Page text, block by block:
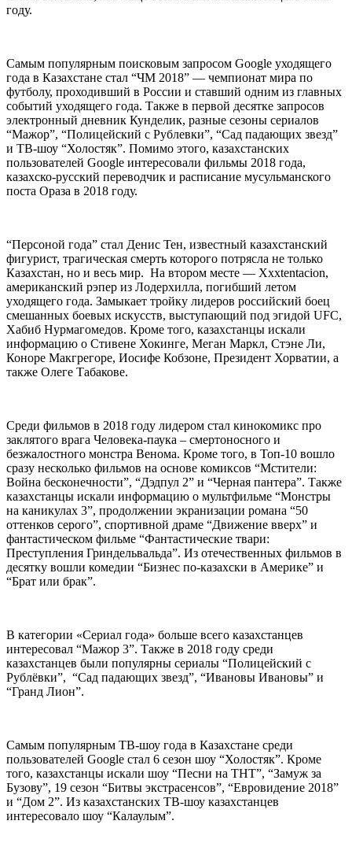
году.
Самым популярным поисковым запросом Google уходящего
года в Казахстане стал “ЧМ 2018” — чемпионат мира по
футболу, проходивший в России и ставший одним из главных
событий уходящего года. Также в первой десятке запросов
электронный дневник Кунделик, разные сезоны сериалов
“Мажор”, “Полицейский с Рублевки”, “Сад падающих звезд”
и ТВ-шоу “Холостяк”. Помимо этого, казахстанских
пользователей Google интересовали фильмы 2018 года,
казахско-русский переводчик и расписание мусульманского
поста Ораза в 2018 году.
“Персоной года” стал Денис Тен, известный казахстанский
фигурист, трагическая смерть которого потрясла не только
Казахстан, но и весь мир. На втором месте — Xxxtentacion,
американский рэпер из Лодерхилла, погибший летом
уходящего года. Замыкает тройку лидеров российский боец
смешанных боевых искусств, выступающий под эгидой UFC,
Хабиб Нурмагомедов. Кроме того, казахстанцы искали
информацию о Стивене Хокинге, Меган Маркл, Стэне Ли,
Коноре Макгрегоре, Иосифе Кобзоне, Президент Хорватии, а
также Олеге Табакове.
Среди фильмов в 2018 году лидером стал кинокомикс про
заклятого врага Человека-паука – смертоносного и
безжалостного монстра Венома. Кроме того, в Топ-10 вошло
сразу несколько фильмов на основе комиксов “Мстители:
Война бесконечности”, “Дэдпул 2” и “Черная пантера”. Также
казахстанцы искали информацию о мультфильме “Монстры
на каникулах 3”, продолжении экранизации романа “50
оттенков серого”, спортивной драме “Движение вверх” и
фантастическом фильме “Фантастические твари:
Преступления Гриндельвальда”. Из отечественных фильмов в
десятку вошли комедии “Бизнес по-казахски в Америке” и
“Брат или брак”.
В категории «Сериал года» больше всего казахстанцев
интересовал “Мажор 3”. Также в 2018 году среди
казахстанцев были популярны сериалы “Полицейский с
Рублёвки”, “Сад падающих звезд”, “Ивановы Ивановы” и
“Гранд Лион”.
Самым популярным ТВ-шоу года в Казахстане среди
пользователей Google стал 6 сезон шоу “Холостяк”. Кроме
того, казахстанцы искали шоу “Песни на ТНТ”, “Замуж за
Бузову”, 19 сезон “Битвы экстрасенсов”, “Евровидение 2018”
и “Дом 2”. Из казахстанских ТВ-шоу казахстанцев
интересовало шоу “Калаулым”.